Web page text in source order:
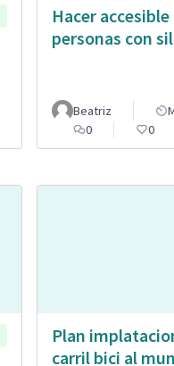
Hacer
personas con
Beatriz
0
0
Plan
carril bici al